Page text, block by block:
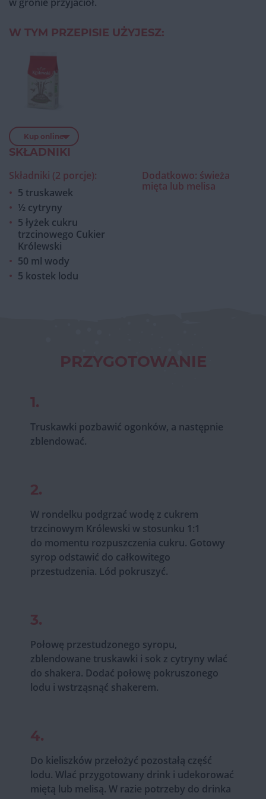
W TYM PRZEPISIE UŻYJESZ:
Kup online
SKŁADNIKI
Składniki (2 porcje):
5 truskawek
½ cytryny
5 łyżek cukru
trzcinowego Cukier
Królewski
50 ml wody
5 kostek lodu
Dodatkowo: świeża
mięta lub melisa
PRZYGOTOWANIE
1.
Truskawki pozbawić ogonków, a następnie
zblendować.
2.
W rondelku podgrzać wodę z cukrem
trzcinowym Królewski w stosunku 1:1
do momentu rozpuszczenia cukru. Gotowy
syrop odstawić do całkowitego
przestudzenia. Lód pokruszyć.
3.
Połowę przestudzonego syropu,
zblendowane truskawki i sok z cytryny wlać
do shakera. Dodać połowę pokruszonego
lodu i wstrząsnąć shakerem.
4.
Do kieliszków przełożyć pozostałą część
lodu. Wlać przygotowany drink i udekorować
miętą lub melisą. W razie potrzeby do drinka